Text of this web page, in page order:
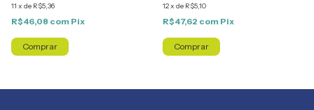
11 x de R$5,36
R$46,08 com Pix
12x de R$5,10
R$47,62 com Pix